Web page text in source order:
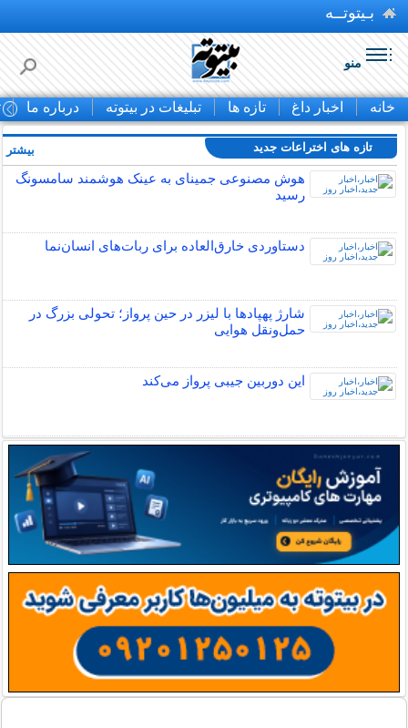
بـیتوتــه
منو
خانه اخبار داغ تازه ها تبلیغات در بیتوته درباره ما
تازه های اختراعات جدید
هوش مصنوعی جمینای به عینک هوشمند سامسونگ
رسید
دستاوردی خارق‌العاده برای ربات‌های انسان‌نما
شارژ پهپادها با لیزر در حین پرواز؛ تحولی بزرگ در
حمل‌ونقل هوایی
این دوربین جیبی پرواز می‌کند
بیشتر